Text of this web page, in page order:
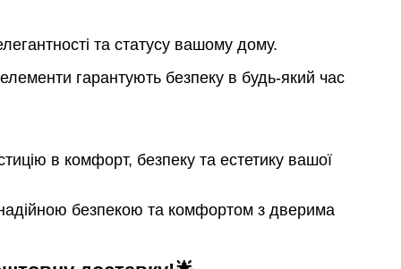
та статусу вашому дому.
гарантують безпеку в будь-який час
в комфорт, безпеку та естетику вашої
надійною безпекою та комфортом з дверима